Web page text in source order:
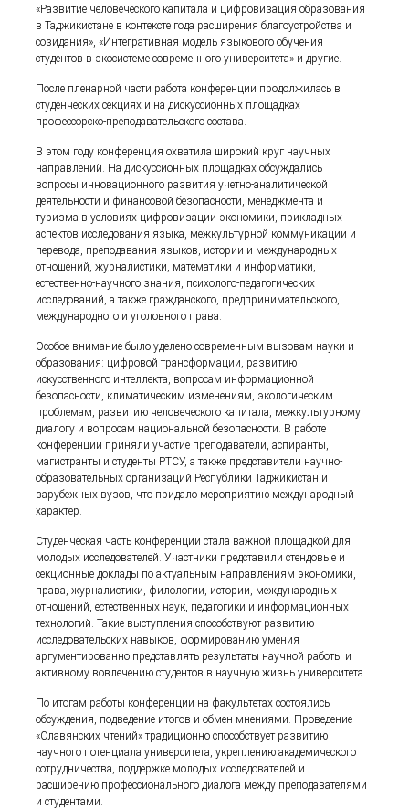
«Развитие человеческого капитала и цифровизация образования
в Таджикистане в контексте года расширения благоустройства и
созидания», «Интегративная модель языкового обучения
студентов в экосистеме современного университета» и другие.
После пленарной части работа конференции продолжилась в
студенческих секциях и на дискуссионных площадках
профессорско-преподавательского состава.
В этом году конференция охватила широкий круг научных
направлений. На дискуссионных площадках обсуждались
вопросы инновационного развития учетно-аналитической
деятельности и финансовой безопасности, менеджмента и
туризма в условиях цифровизации экономики, прикладных
аспектов исследования языка, межкультурной коммуникации и
перевода, преподавания языков, истории и международных
отношений, журналистики, математики и информатики,
естественно-научного знания, психолого-педагогических
исследований, а также гражданского, предпринимательского,
международного и уголовного права.
Особое внимание было уделено современным вызовам науки и
образования: цифровой трансформации, развитию
искусственного интеллекта, вопросам информационной
безопасности, климатическим изменениям, экологическим
проблемам, развитию человеческого капитала, межкультурному
диалогу и вопросам национальной безопасности. В работе
конференции приняли участие преподаватели, аспиранты,
магистранты и студенты РТСУ, а также представители научно-
образовательных организаций Республики Таджикистан и
зарубежных вузов, что придало мероприятию международный
характер.
Студенческая часть конференции стала важной площадкой для
молодых исследователей. Участники представили стендовые и
секционные доклады по актуальным направлениям экономики,
права, журналистики, филологии, истории, международных
отношений, естественных наук, педагогики и информационных
технологий. Такие выступления способствуют развитию
исследовательских навыков, формированию умения
аргументированно представлять результаты научной работы и
активному вовлечению студентов в научную жизнь университета.
По итогам работы конференции на факультетах состоялись
обсуждения, подведение итогов и обмен мнениями. Проведение
«Славянских чтений» традиционно способствует развитию
научного потенциала университета, укреплению академического
сотрудничества, поддержке молодых исследователей и
расширению профессионального диалога между преподавателями
и студентами.